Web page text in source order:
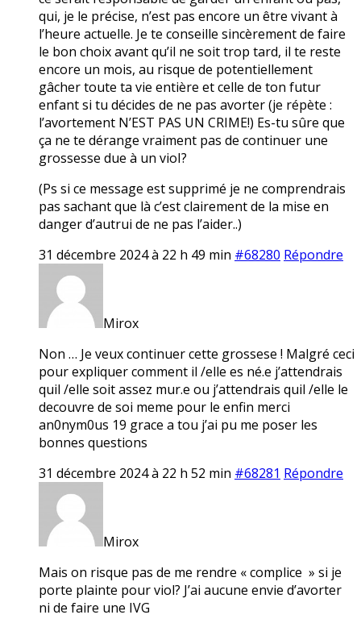
qui, je le précise, n’est pas encore un être vivant à
l’heure actuelle. Je te conseille sincèrement de faire
le bon choix avant qu’il ne soit trop tard, il te reste
encore un mois, au risque de potentiellement
gâcher toute ta vie entière et celle de ton futur
enfant si tu décides de ne pas avorter (je répète :
l’avortement N’EST PAS UN CRIME!) Es-tu sûre que
ça ne te dérange vraiment pas de continuer une
grossesse due à un vioI?
(Ps si ce message est supprimé je ne comprendrais
pas sachant que là c’est clairement de la mise en
danger d’autrui de ne pas l’aider..)
31 décembre 2024 à 22 h 49 min #68280 Répondre
Mirox
Non … Je veux continuer cette grossese ! Malgré ceci
pour expliquer comment il /elle es né.e j’attendrais
quil /elle soit assez mur.e ou j’attendrais quil /elle le
decouvre de soi meme pour le enfin merci
an0nym0us 19 grace a tou j’ai pu me poser les
bonnes questions
31 décembre 2024 à 22 h 52 min #68281 Répondre
Mirox
Mais on risque pas de me rendre « complice » si je
porte plainte pour viol? J’ai aucune envie d’avorter
ni de faire une IVG